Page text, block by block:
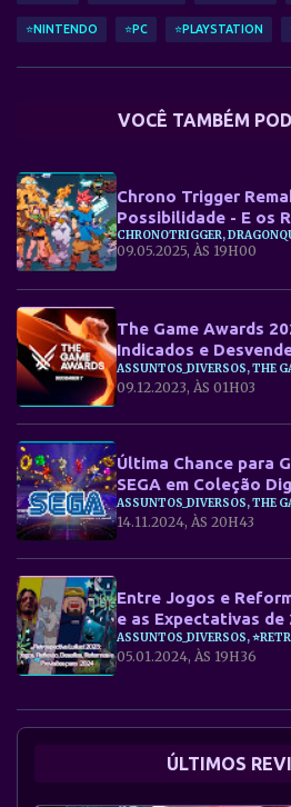
i
o
s
⭐NINTENDO ⭐PC ⭐PLAYSTATION
VOCÊ TAMBÉM
Chrono Trigger
Possibilidade - E os
Bom ou Já Passou
CHRONOTRIGGER,
09.05.2025, ÀS 19H00
The Game Awards
Indicados e
Vencedores!
ASSUNTOS_DIVERSOS, THE
09.12.2023, ÀS 01H03
Última Chance para
SEGA em Coleção
ASSUNTOS_DIVERSOS, THE
14.11.2024, ÀS 20H43
Entre Jogos e
e as Expectativas de
ASSUNTOS_DIVERSOS,
05.01.2024, ÀS 19H36
ÚLTIMOS